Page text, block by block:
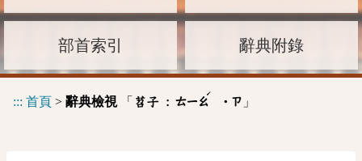
部首索引 辭典附錄
::: 首頁 > 辭典檢視「 苕子 : ㄊㄧㄠ
ˊ
˙ㄗ 」